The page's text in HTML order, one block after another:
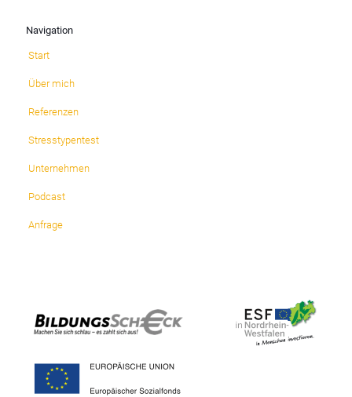
Navigation
Start
Über mich
Referenzen
Stresstypentest
Unternehmen
Podcast
Anfrage